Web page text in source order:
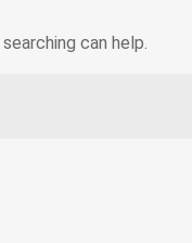
can help.